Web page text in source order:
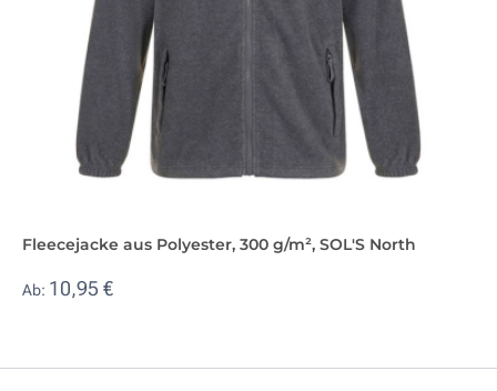
Fleecejacke aus Polyester, 300 g/m², SOL'S North
Ab: 10,95 €